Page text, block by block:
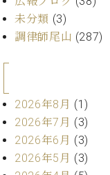
ト
ピ
ア
ベ
ヒ
シ
ュ
タ
イ
ジオ
レン
タル
ジオ
空き
状況
動
画
未分類 (3)
調律師尾山 (287)
2026年8月 (1)
2026年7月 (3)
2026年6月 (3)
2026年5月 (3)